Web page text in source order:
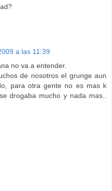
a las 11:39
no va a entender.
de nosotros el grunge aun
para otra gente no es mas k
drogaba mucho y nada mas..